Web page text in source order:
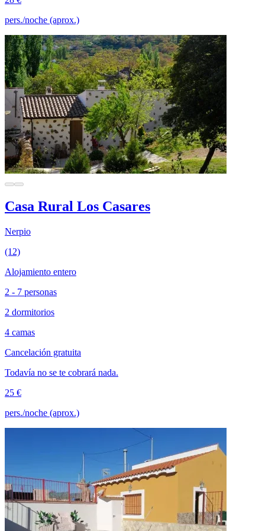
pers./noche (aprox.)
Casa Rural Los Casares
Nerpio
(12)
Alojamiento entero
2 - 7 personas
2 dormitorios
4 camas
Cancelación gratuita
Todavía no se te cobrará nada.
25 €
pers./noche (aprox.)